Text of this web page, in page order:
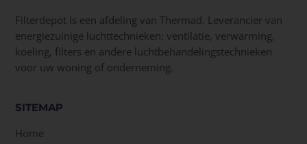
Filterdepot is een afdeling van Thermad. Leverancier van
energiezuinige luchttechnieken: ventilatie, verwarming,
koeling, filters en andere luchtbehandelingstechnieken
voor uw woning of onderneming.
SITEMAP
Home